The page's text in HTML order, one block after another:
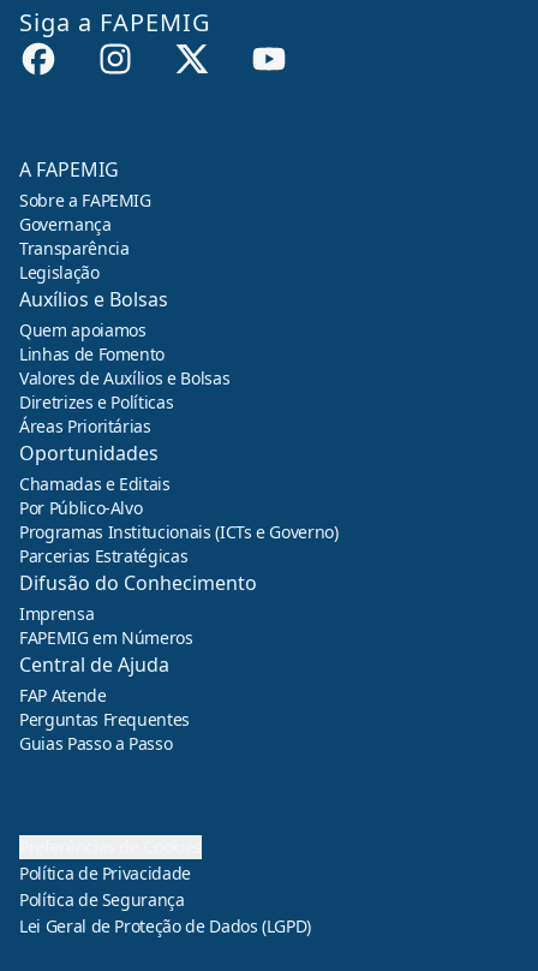
Siga a FAPEMIG
A FAPEMIG
Sobre a FAPEMIG
Governança
Transparência
Legislação
Auxílios e Bolsas
Quem apoiamos
Linhas de Fomento
Valores de Auxílios e Bolsas
Diretrizes e Políticas
Áreas Prioritárias
Oportunidades
Chamadas e Editais
Por Público-Alvo
Programas Institucionais (ICTs e Governo)
Parcerias Estratégicas
Difusão do Conhecimento
Imprensa
FAPEMIG em Números
Central de Ajuda
FAP Atende
Perguntas Frequentes
Guias Passo a Passo
Política de Privacidade
Política de Segurança
Lei Geral de Proteção de Dados (LGPD)